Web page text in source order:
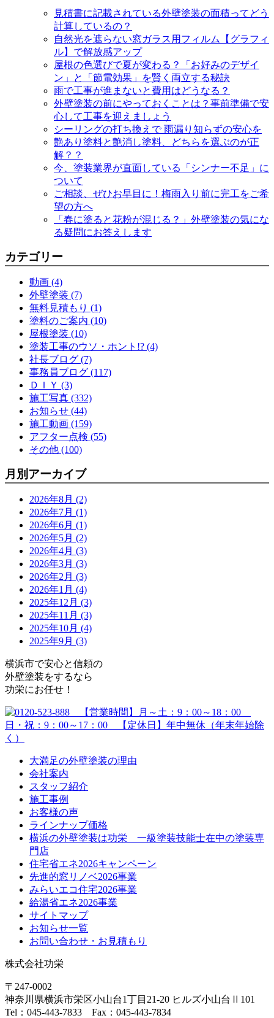
見積書に記載されている外壁塗装の面積ってどう
計算しているの？
自然光を遮らない窓ガラス用フィルム【グラフィ
ル】で解放感アップ
屋根の色選びで夏が変わる？「お好みのデザイ
ン」と「節電効果」を賢く両立する秘訣
雨で工事が進まないと費用はどうなる？
外壁塗装の前にやっておくことは？事前準備で安
心して工事を迎えましょう
シーリングの打ち換えで 雨漏り知らずの安心を
艶あり塗料と艶消し塗料、どちらを選ぶのが正
解？？
今、塗装業界が直面している「シンナー不足」に
ついて
ご相談、ぜひお早目に！梅雨入り前に完工をご希
望の方へ
「春に塗ると花粉が混じる？」外壁塗装の気にな
る疑問にお答えします
カテゴリー
動画 (4)
外壁塗装 (7)
無料見積もり (1)
塗料のご案内 (10)
屋根塗装 (10)
塗装工事のウソ・ホント!? (4)
社長ブログ (7)
事務員ブログ (117)
ＤＩＹ (3)
施工写真 (332)
お知らせ (44)
施工動画 (159)
アフター点検 (55)
その他 (100)
月別アーカイブ
2026年8月 (2)
2026年7月 (1)
2026年6月 (1)
2026年5月 (2)
2026年4月 (3)
2026年3月 (3)
2026年2月 (3)
2026年1月 (4)
2025年12月 (3)
2025年11月 (3)
2025年10月 (4)
2025年9月 (3)
横浜市で安心と信頼の
外壁塗装をするなら
功栄にお任せ！
大満足の外壁塗装の理由
会社案内
スタッフ紹介
施工事例
お客様の声
ラインナップ価格
横浜の外壁塗装は功栄 一級塗装技能士在中の塗装専
門店
住宅省エネ2026キャンペーン
先進的窓リノベ2026事業
みらいエコ住宅2026事業
給湯省エネ2026事業
サイトマップ
お知らせ一覧
お問い合わせ・お見積もり
株式会社功栄
〒247-0002
神奈川県横浜市栄区小山台1丁目21-20 ヒルズ小山台Ⅱ101
Tel：045-443-7833 Fax：045-443-7834